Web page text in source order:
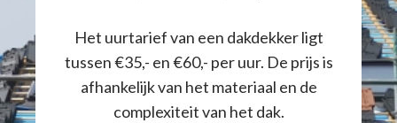
Het uurtarief van een dakdekker ligt
tussen €35,- en €60,- per uur. De prijs is
afhankelijk van het materiaal en de
complexiteit van het dak.